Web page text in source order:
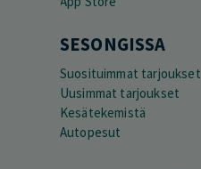
SESONGISSA
Suosituimmat tarjoukset
Uusimmat tarjoukset
Kesätekemistä
Autopesut